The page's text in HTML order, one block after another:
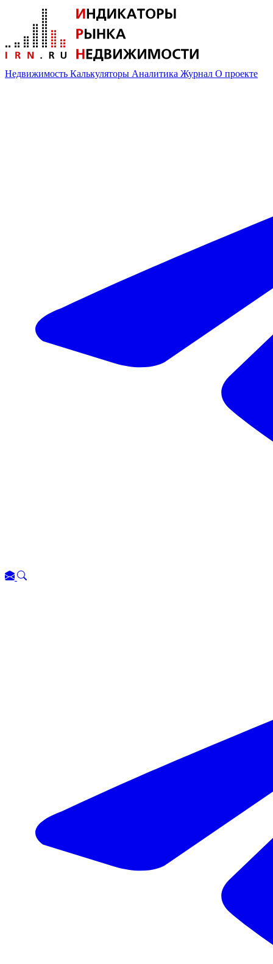
Недвижимость Калькуляторы Аналитика Журнал О проекте